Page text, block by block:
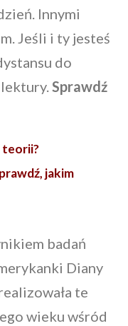
Innymi
Jeśli i ty jesteś
do
lektury.Sprawdź
teorii?
jakim
badań
Diany
te
wieku wśród